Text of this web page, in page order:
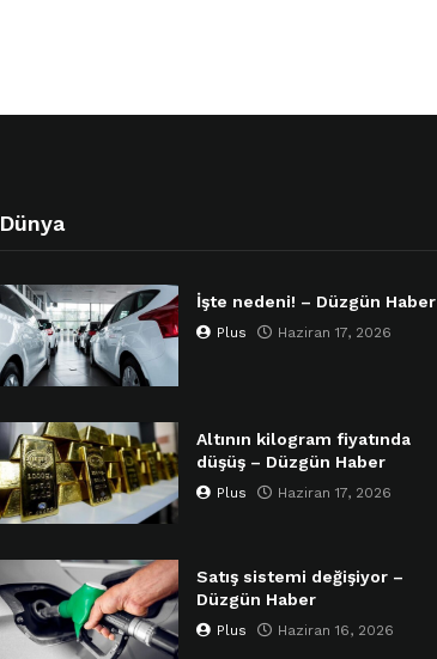
Dünya
İşte nedeni! – Düzgün Haber
Plus Haziran 17, 2026
Altının kilogram fiyatında
düşüş – Düzgün Haber
Plus Haziran 17, 2026
Satış sistemi değişiyor –
Düzgün Haber
Plus Haziran 16, 2026